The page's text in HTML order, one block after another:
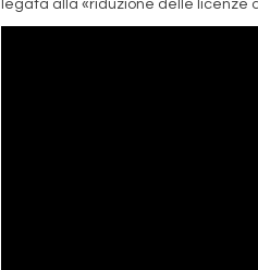
legata alla «riduzione delle licenze